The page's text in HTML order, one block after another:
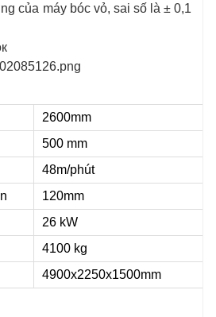
của máy bóc vỏ, sai số là ± 0,1
2600mm
500 mm
48m/phút
120mm
26 kW
4100 kg
4900x2250x1500mm